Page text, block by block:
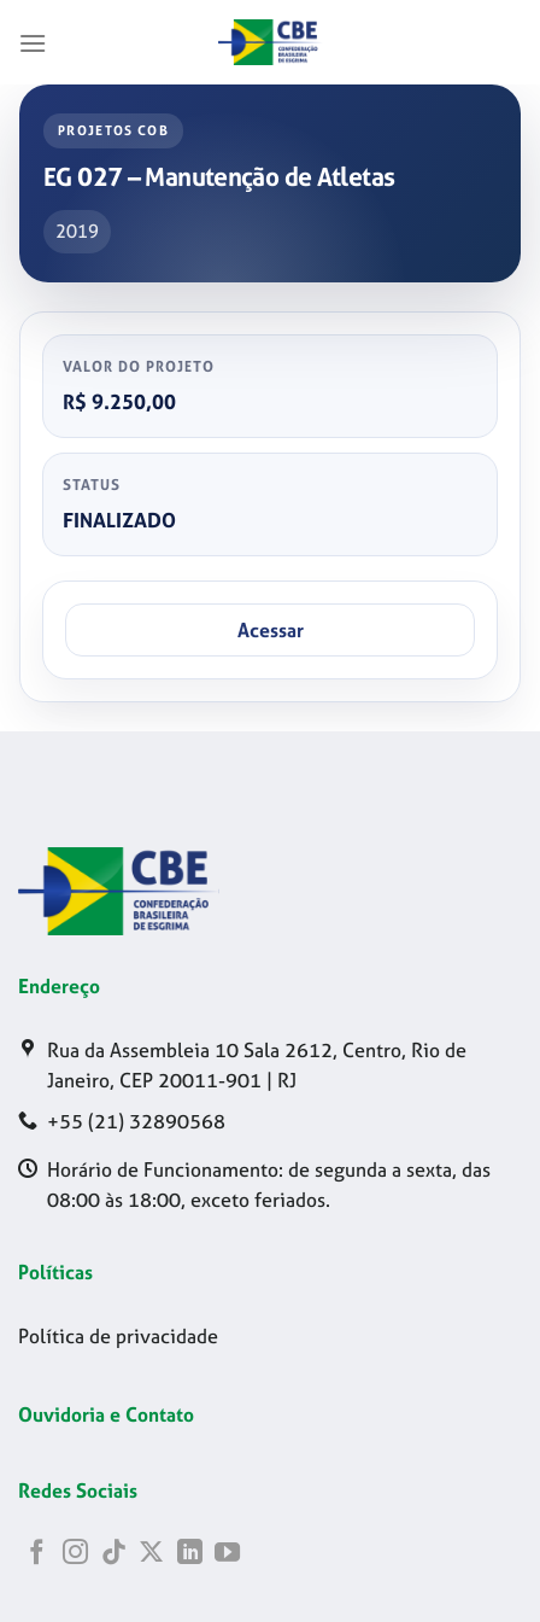
PROJETOS COB
EG 027 – Manutenção de Atletas
2019
VALOR DO PROJETO
R$ 9.250,00
STATUS
FINALIZADO
Acessar
Endereço
Rua da Assembleia 10 Sala 2612, Centro, Rio de
Janeiro, CEP 20011-901 | RJ
+55 (21) 32890568
Horário de Funcionamento: de segunda a sexta, das
08:00 às 18:00, exceto feriados.
Políticas
Política de privacidade
Ouvidoria e Contato
Redes Sociais